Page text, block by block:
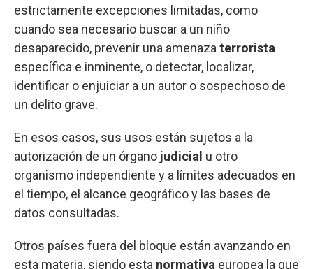
estrictamente excepciones limitadas, como
cuando sea necesario buscar a un niño
desaparecido, prevenir una amenazaterrorista
específica e inminente, o detectar, localizar,
identificar o enjuiciar a un autor o sospechoso de
un delito grave.
En esos casos, sus usos están sujetos a la
autorización de un órgano judicial u otro
organismo independiente y a límites adecuados en
el tiempo, el alcance geográfico y las bases de
datos consultadas.
Otros países fuera del bloque están avanzando en
esta materia, siendo esta normativa europea la que